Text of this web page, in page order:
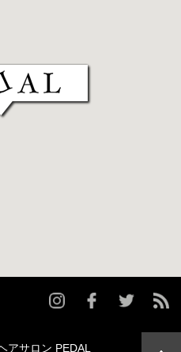
アサロン PEDAL